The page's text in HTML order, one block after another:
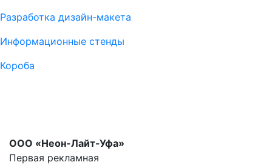
Разработка дизайн-макета
Информационные стенды
Короба
ООО «Неон-Лайт-Уфа»
Первая рекламная